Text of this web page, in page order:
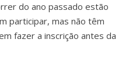
do ano passado estão
participar, mas não têm
fazer a inscrição antes da